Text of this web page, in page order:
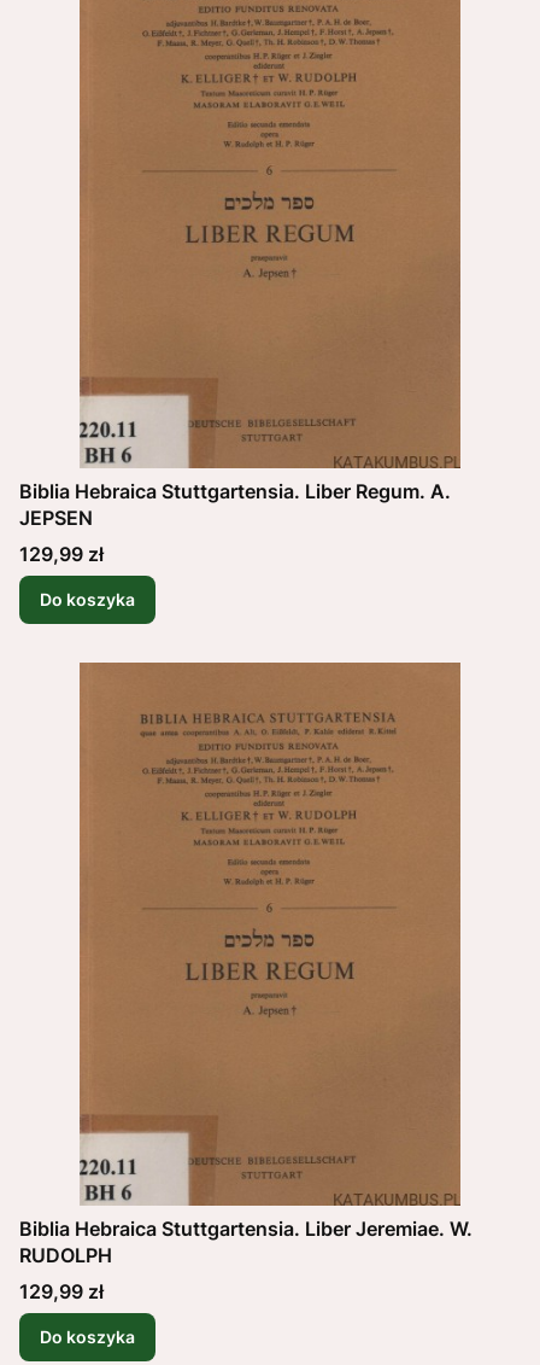
Biblia Hebraica Stuttgartensia. Liber Regum. A.
JEPSEN
Cena
129,99 zł
Do koszyka
Biblia Hebraica Stuttgartensia. Liber Jeremiae. W.
RUDOLPH
Cena
129,99 zł
Do koszyka